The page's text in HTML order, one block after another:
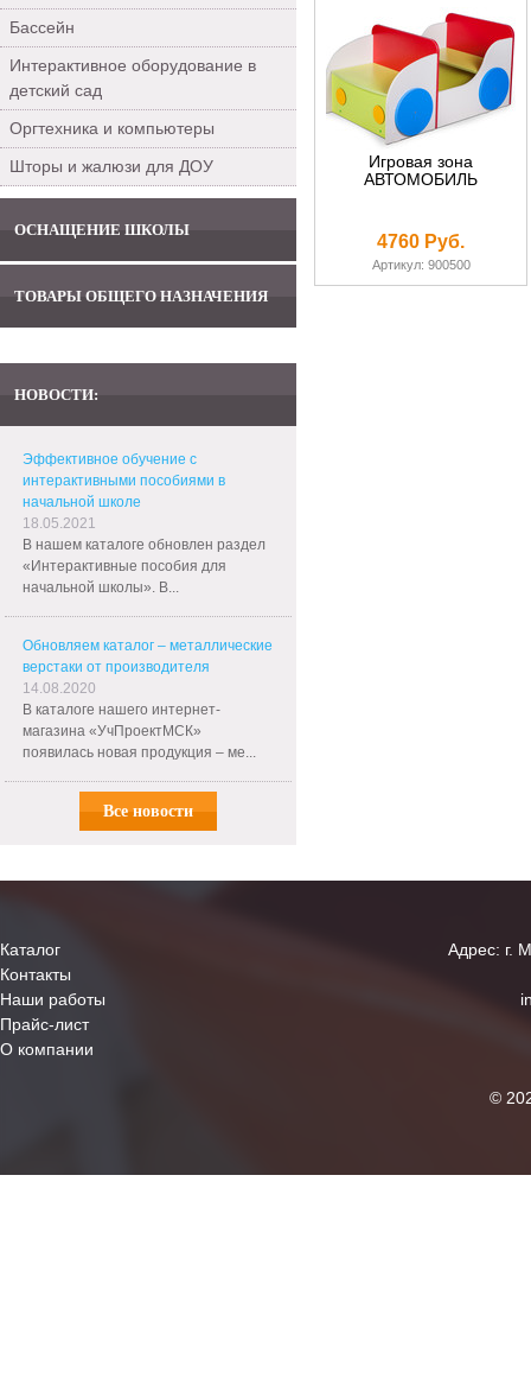
Бассейн
Интерактивное оборудование в
детский сад
Оргтехника и компьютеры
Шторы и жалюзи для ДОУ
ОСНАЩЕНИЕ ШКОЛЫ
ТОВАРЫ ОБЩЕГО НАЗНАЧЕНИЯ
НОВОСТИ:
Эффективное обучение с
интерактивными пособиями в
начальной школе
18.05.2021
В нашем каталоге обновлен раздел
«Интерактивные пособия для
начальной школы». В...
Обновляем каталог – металлические
верстаки от производителя
14.08.2020
В каталоге нашего интернет-
магазина «УчПроектМСК»
появилась новая продукция – ме...
Все новости
Игровая зона
АВТОМОБИЛЬ
4760 Руб.
Артикул: 900500
Каталог
Контакты
Наши работы
Прайс-лист
О компании
Адрес: г.
©